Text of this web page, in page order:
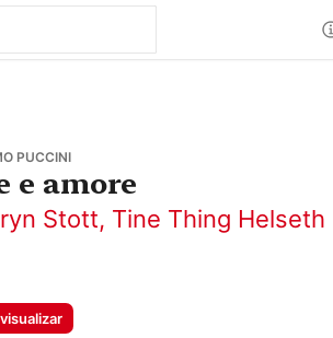
PUCCINI
e amore
Stott, Tine Thing Helseth